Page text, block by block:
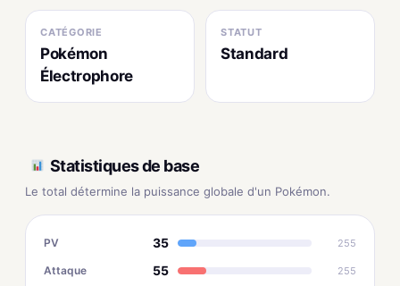
CATÉGORIE
Pokémon
Électrophore
STATUT
Standard
Statistiques de base
Le total détermine la puissance globale d'un Pokémon.
PV 35 255
Attaque 55 255